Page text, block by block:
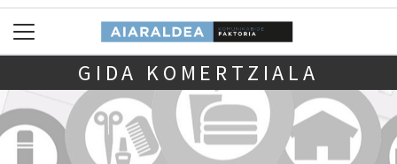
GIDA KOMERTZIALA